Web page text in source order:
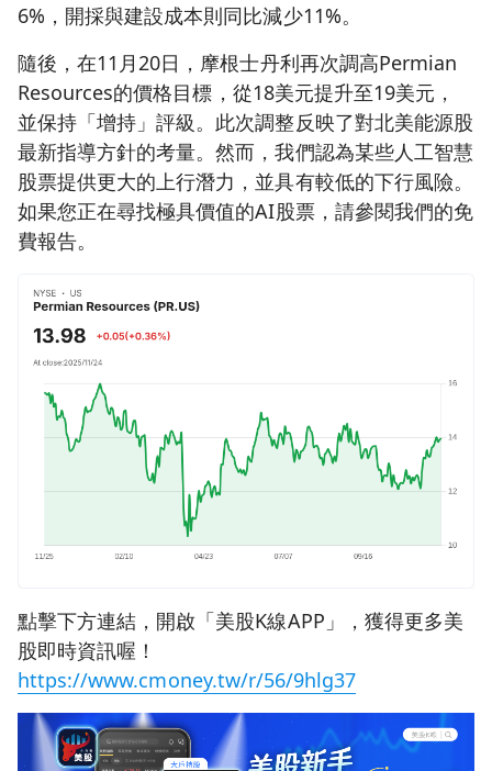
6%，開採與建設成本則同比減少11%。
隨後，在11月20日，摩根士丹利再次調高Permian
Resources的價格目標，從18美元提升至19美元，
並保持「增持」評級。此次調整反映了對北美能源股
最新指導方針的考量。然而，我們認為某些人工智慧
股票提供更大的上行潛力，並具有較低的下行風險。
如果您正在尋找極具價值的AI股票，請參閱我們的免
費報告。
點擊下方連結，開啟「美股K線APP」，獲得更多美
股即時資訊喔！
https://www.cmoney.tw/r/56/9hlg37